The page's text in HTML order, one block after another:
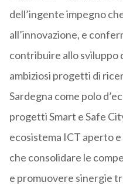
dell’ingente impegno
all’innovazione, e
contribuire allo sviluppo
ambiziosi progetti di
Sardegna come polo
progetti Smart e Safe
ecosistema ICT aperto
che consolidare le
e promuovere sinergie